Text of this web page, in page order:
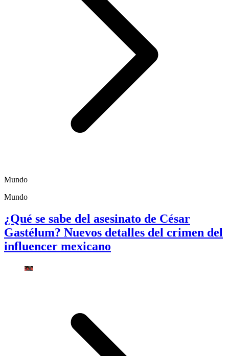
Mundo
Mundo
¿Qué se sabe del asesinato de César
Gastélum? Nuevos detalles del crimen del
influencer mexicano